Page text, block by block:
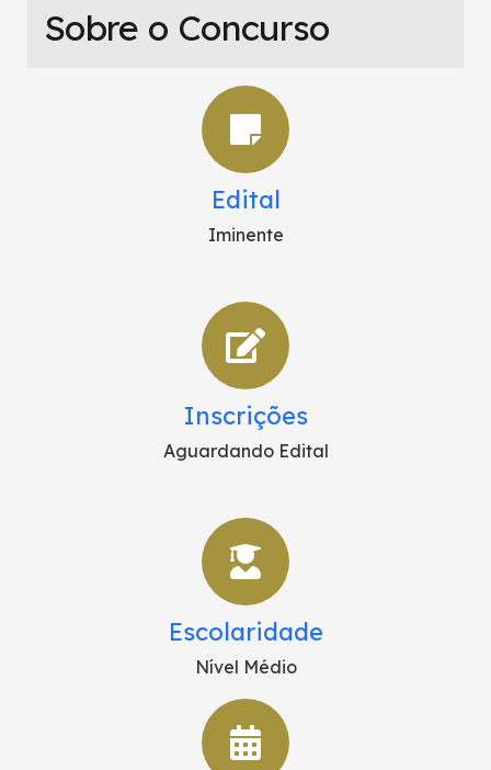
Sobre o Concurso
Edital
Iminente
Inscrições
Aguardando Edital
Escolaridade
Nível Médio